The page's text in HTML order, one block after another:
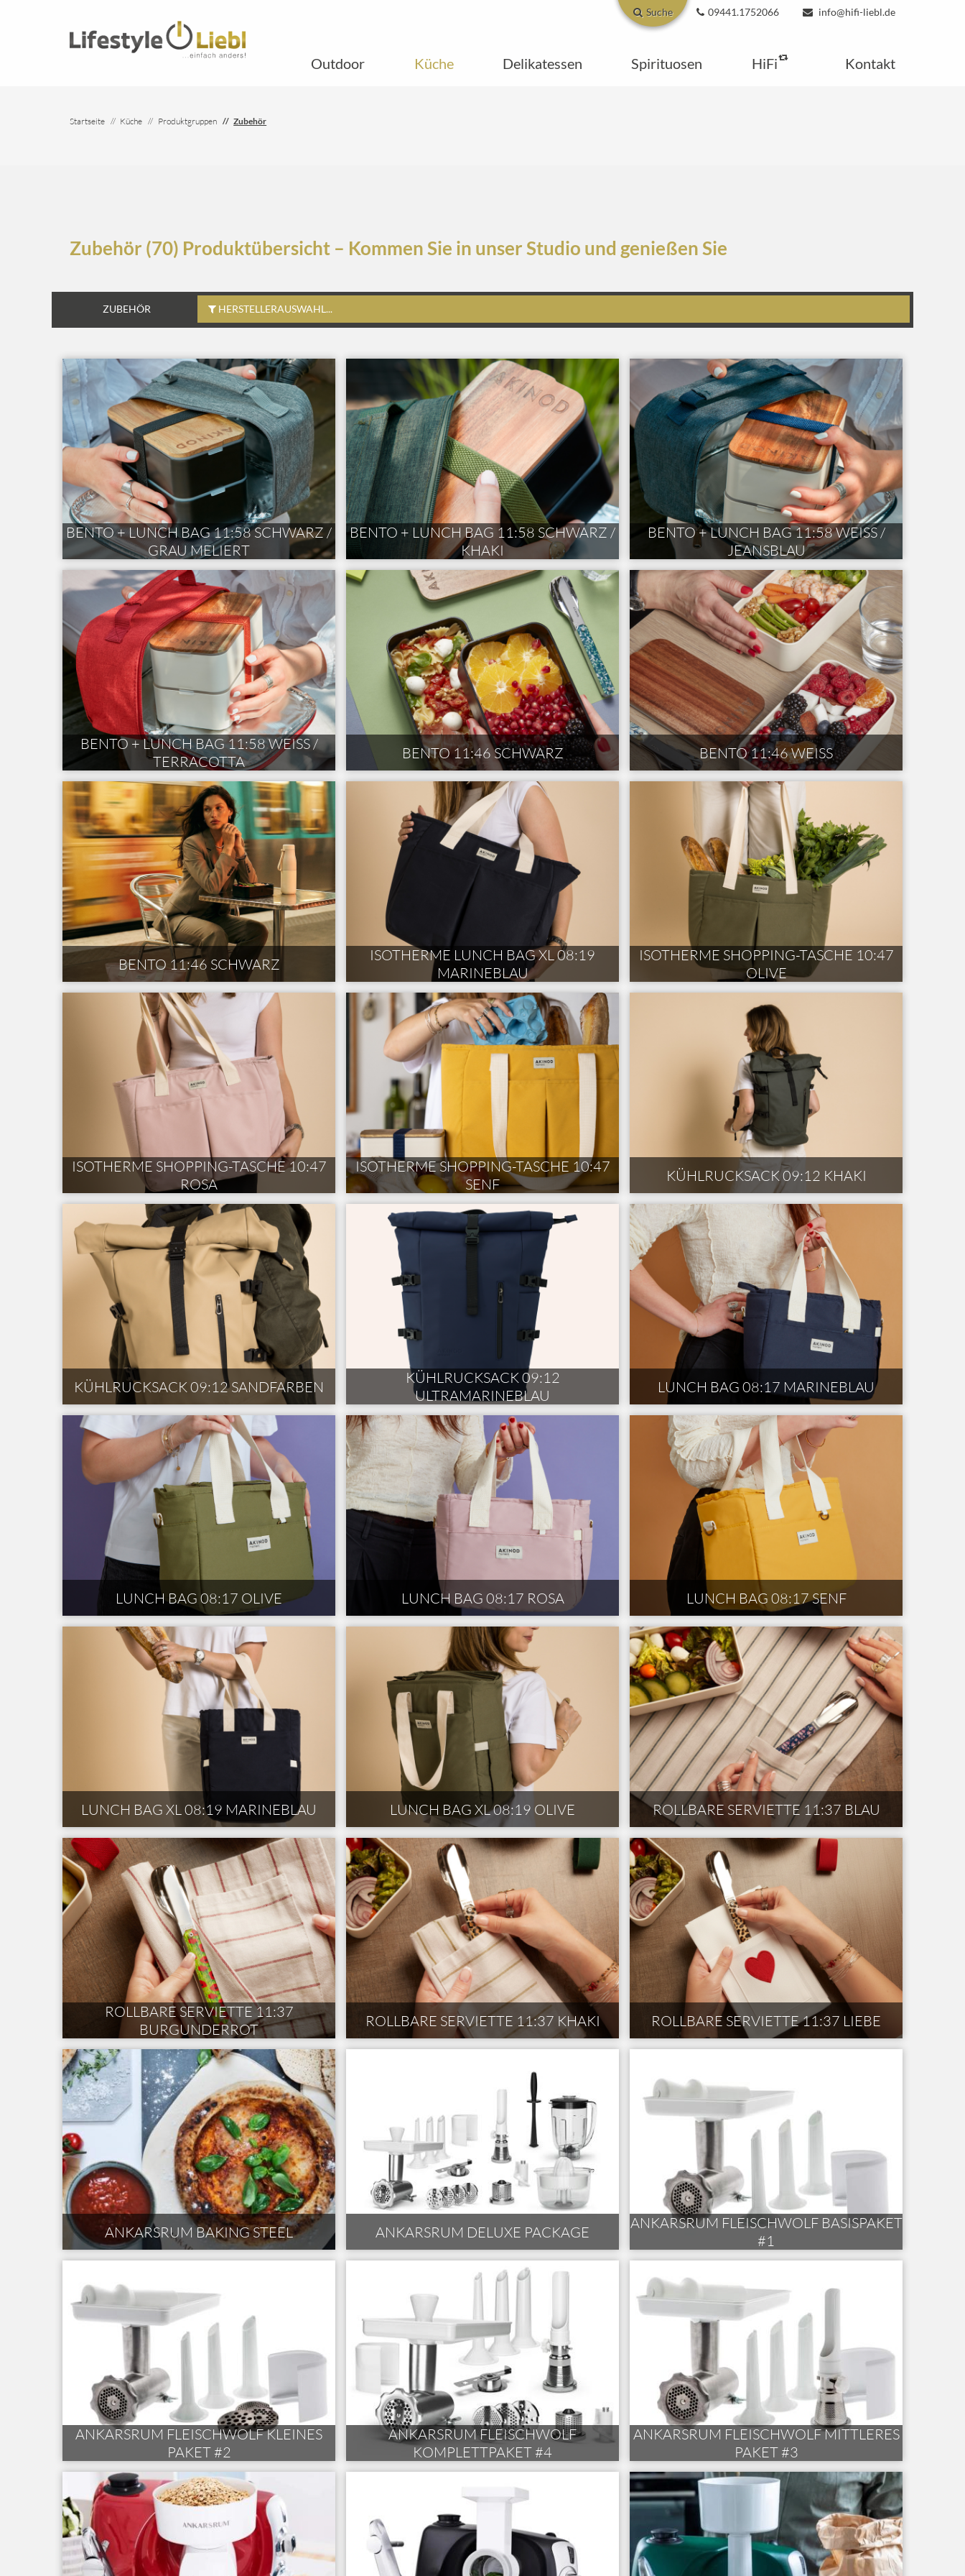
Suche 09441.1752066 info@hifi-liebl.de
Outdoor Küche Delikatessen Spirituosen HiFi Kontakt
Startseite Küche Produktgruppen Zubehör
Zubehör (70) Produktübersicht – Kommen Sie in unser Studio und genießen Sie
ZUBEHÖR HERSTELLERAUSWAHL...
BENTO + LUNCH BAG 11:58 SCHWARZ /
GRAU MELIERT
BENTO + LUNCH BAG 11:58 SCHWARZ /
KHAKI
BENTO + LUNCH BAG 11:58 WEISS /
JEANSBLAU
BENTO + LUNCH BAG 11:58 WEISS /
TERRACOTTA
BENTO 11:46 SCHWARZ BENTO 11:46 WEISS
BENTO 11:46 SCHWARZ
ISOTHERME LUNCH BAG XL 08:19
MARINEBLAU
ISOTHERME SHOPPING-TASCHE 10:47
OLIVE
ISOTHERME SHOPPING-TASCHE 10:47
ROSA
ISOTHERME SHOPPING-TASCHE 10:47
SENF
KÜHLRUCKSACK 09:12 KHAKI
KÜHLRUCKSACK 09:12 SANDFARBEN
KÜHLRUCKSACK 09:12
ULTRAMARINEBLAU
LUNCH BAG 08:17 MARINEBLAU
LUNCH BAG 08:17 OLIVE LUNCH BAG 08:17 ROSA LUNCH BAG 08:17 SENF
LUNCH BAG XL 08:19 MARINEBLAU LUNCH BAG XL 08:19 OLIVE ROLLBARE SERVIETTE 11:37 BLAU
ROLLBARE SERVIETTE 11:37
BURGUNDERROT
ROLLBARE SERVIETTE 11:37 KHAKI ROLLBARE SERVIETTE 11:37 LIEBE
ANKARSRUM BAKING STEEL ANKARSRUM DELUXE PACKAGE
ANKARSRUM FLEISCHWOLF BASISPAKET
#1
ANKARSRUM FLEISCHWOLF KLEINES
PAKET #2
ANKARSRUM FLEISCHWOLF
KOMPLETTPAKET #4
ANKARSRUM FLEISCHWOLF MITTLERES
PAKET #3